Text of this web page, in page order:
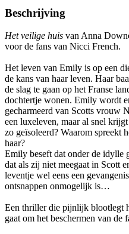
Beschrijving
Het veilige huis van Anna
voor de fans van Nicci French.
Het leven van Emily is op een
de kans van haar leven. Haar
de slag te gaan op het Franse
dochtertje wonen. Emily wordt
gecharmeerd van Scotts vrouw
een luxeleven, maar al snel
zo geïsoleerd? Waarom spreekt
haar?
Emily beseft dat onder de idylle
dat als zij niet meegaat in Scott
leventje wel eens een
ontsnappen onmogelijk is…
Een thriller die pijnlijk blootlegt
gaat om het beschermen van de